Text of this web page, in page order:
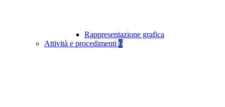
Rappresentazione grafica
Attività e procedimenti 6